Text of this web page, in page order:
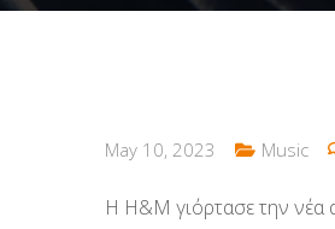
May 10, 2023 Music
Η H&M γιόρτασε την νέα